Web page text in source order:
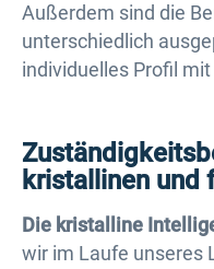
Außerdem sind die
unterschiedlich
individuelles Profil
kristallinen und
Die kristalline
wir im Laufe unseres